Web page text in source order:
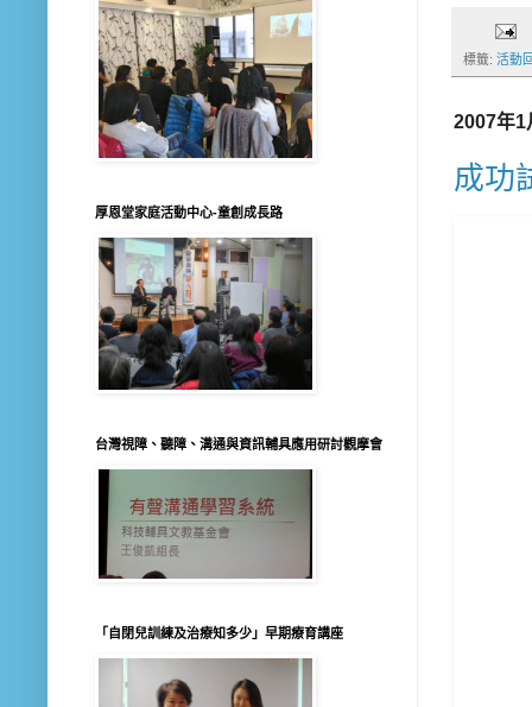
標籤: 活動
2007年1
成功
厚恩堂家庭活動中心-童創成長路
台灣視障、聽障、溝通與資訊輔具應用研討觀摩會
「自閉兒訓練及治療知多少」早期療育講座